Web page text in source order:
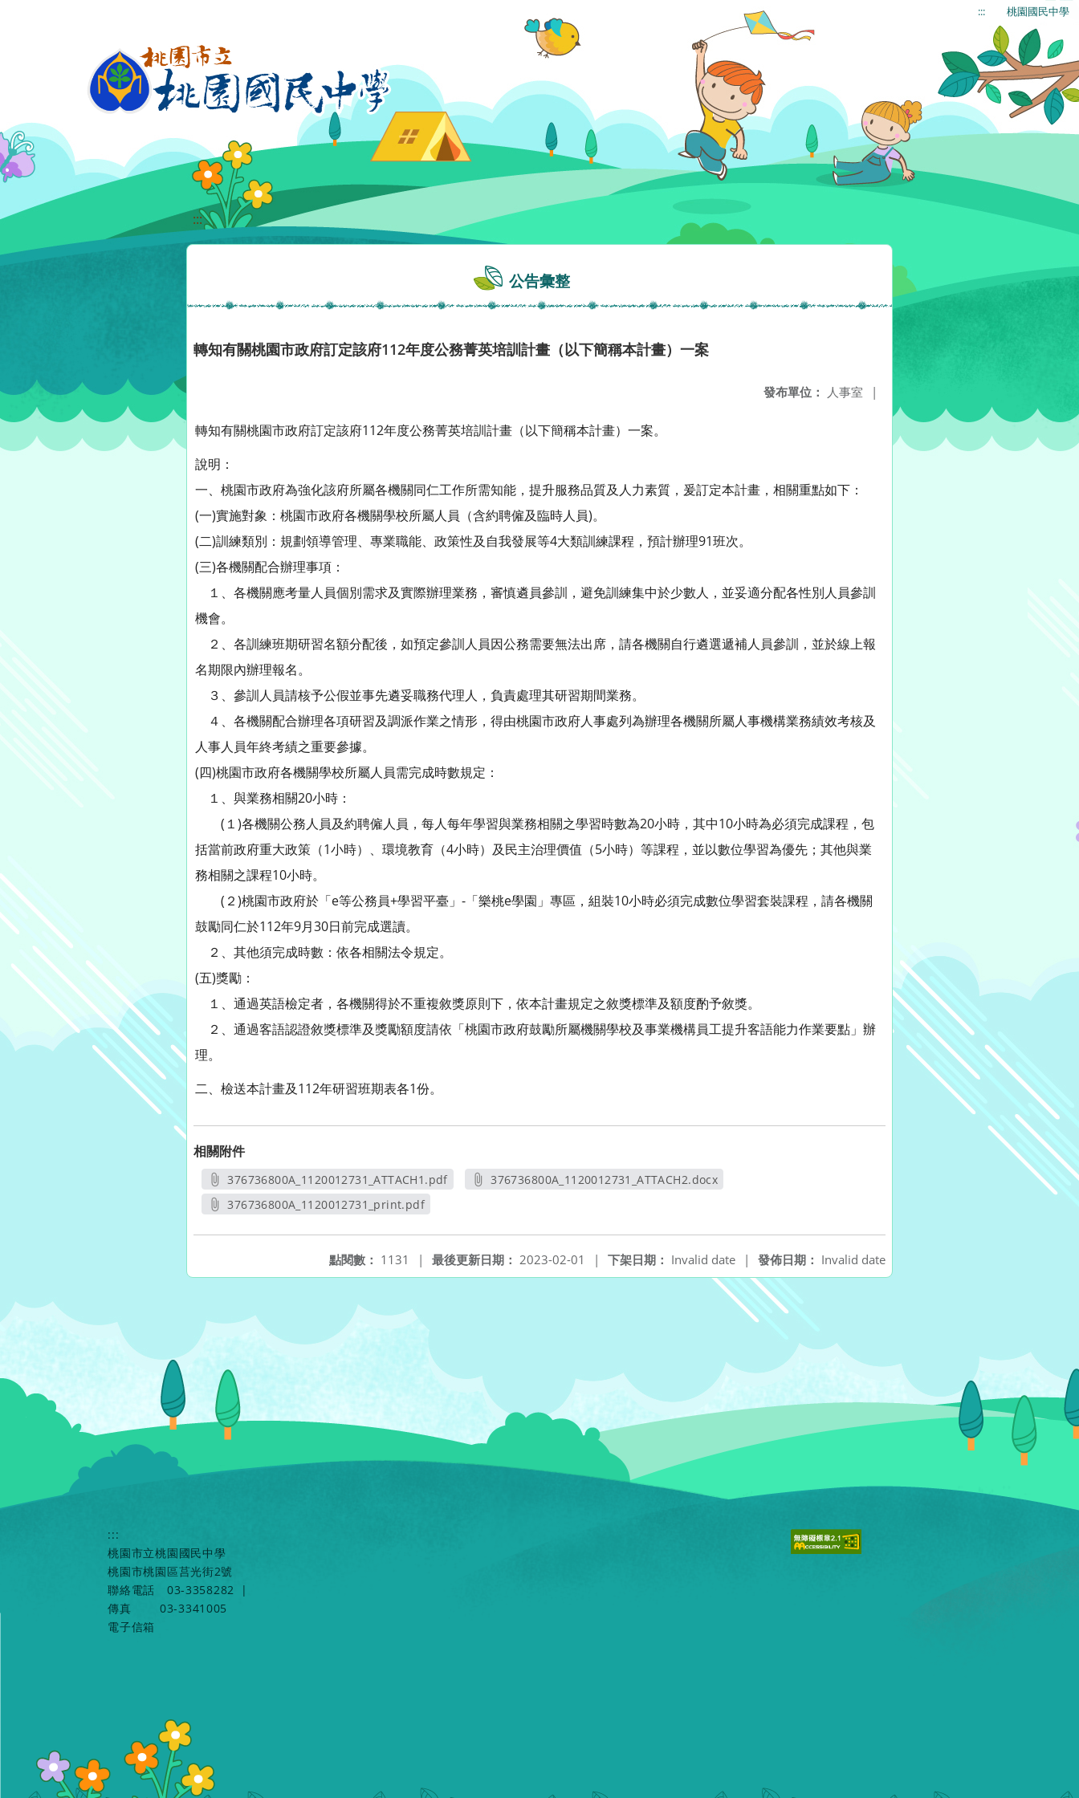
::: 桃園國民中學
:::
公告彙整
轉知有關桃園市政府訂定該府112年度公務菁英培訓計畫（以下簡稱本計畫）一案
發布單位： 人事室 |
轉知有關桃園市政府訂定該府112年度公務菁英培訓計畫（以下簡稱本計畫）一案。
說明：
一、桃園市政府為強化該府所屬各機關同仁工作所需知能，提升服務品質及人力素質，爰訂定本計畫，相關重點如下：
(一)實施對象：桃園市政府各機關學校所屬人員（含約聘僱及臨時人員)。
(二)訓練類別：規劃領導管理、專業職能、政策性及自我發展等4大類訓練課程，預計辦理91班次。
(三)各機關配合辦理事項：
１、各機關應考量人員個別需求及實際辦理業務，審慎遴員參訓，避免訓練集中於少數人，並妥適分配各性別人員參訓
機會。
２、各訓練班期研習名額分配後，如預定參訓人員因公務需要無法出席，請各機關自行遴選遞補人員參訓，並於線上報
名期限內辦理報名。
３、參訓人員請核予公假並事先遴妥職務代理人，負責處理其研習期間業務。
４、各機關配合辦理各項研習及調派作業之情形，得由桃園市政府人事處列為辦理各機關所屬人事機構業務績效考核及
人事人員年終考績之重要參據。
(四)桃園市政府各機關學校所屬人員需完成時數規定：
１、與業務相關20小時：
(１)各機關公務人員及約聘僱人員，每人每年學習與業務相關之學習時數為20小時，其中10小時為必須完成課程，包
括當前政府重大政策（1小時）、環境教育（4小時）及民主治理價值（5小時）等課程，並以數位學習為優先；其他與業
務相關之課程10小時。
(２)桃園市政府於「e等公務員+學習平臺」-「樂桃e學園」專區，組裝10小時必須完成數位學習套裝課程，請各機關
鼓勵同仁於112年9月30日前完成選讀。
２、其他須完成時數：依各相關法令規定。
(五)獎勵：
１、通過英語檢定者，各機關得於不重複敘獎原則下，依本計畫規定之敘獎標準及額度酌予敘獎。
２、通過客語認證敘獎標準及獎勵額度請依「桃園市政府鼓勵所屬機關學校及事業機構員工提升客語能力作業要點」辦
理。
二、檢送本計畫及112年研習班期表各1份。
相關附件
376736800A_1120012731_ATTACH1.pdf
另開新視窗
376736800A_1120012731_ATTACH2.docx
376736800A_1120012731_print.pdf
發佈日期： Invalid date
下架日期： Invalid date |
最後更新日期： 2023-02-01 |
點閱數： 1131 |
:::
桃園市立桃園國民中學
桃園市桃園區莒光街2號
聯絡電話
03-3358282
|
傳真
03-3341005
電子信箱